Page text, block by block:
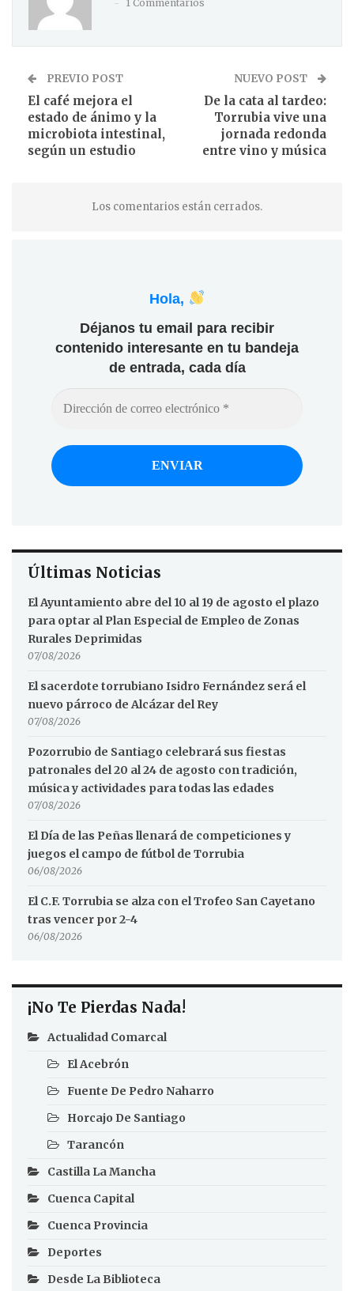
1 Commentarios
PREVIO POST
El café mejora el
estado de ánimo y la
microbiota intestinal,
según un estudio
NUEVO POST
De la cata al tardeo:
Torrubia vive una
jornada redonda
entre vino y música
Los comentarios están cerrados.
Hola,
Déjanos tu email para recibir
contenido interesante en tu bandeja
de entrada, cada día
Últimas Noticias
El Ayuntamiento abre del 10 al 19 de agosto el plazo
para optar al Plan Especial de Empleo de Zonas
Rurales Deprimidas
07/08/2026
El sacerdote torrubiano Isidro Fernández será el
nuevo párroco de Alcázar del Rey
07/08/2026
Pozorrubio de Santiago celebrará sus fiestas
patronales del 20 al 24 de agosto con tradición,
música y actividades para todas las edades
07/08/2026
El Día de las Peñas llenará de competiciones y
juegos el campo de fútbol de Torrubia
06/08/2026
El C.F. Torrubia se alza con el Trofeo San Cayetano
tras vencer por 2-4
06/08/2026
¡No Te Pierdas Nada!
Actualidad Comarcal
El Acebrón
Fuente De Pedro Naharro
Horcajo De Santiago
Tarancón
Castilla La Mancha
Cuenca Capital
Cuenca Provincia
Deportes
Desde La Biblioteca